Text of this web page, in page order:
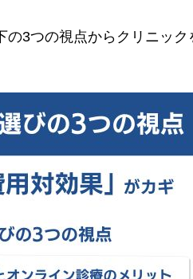
3つの視点からクリニック